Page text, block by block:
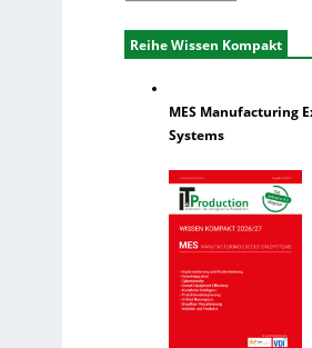
Reihe Wissen Kompakt
MES Manufacturing
Systems